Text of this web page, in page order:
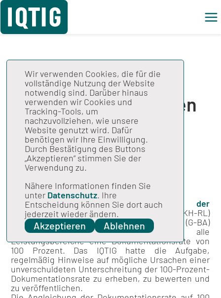
Mögliche Ursachen
einer unverschuldeten
Unterschreitung der
100-Prozent-
Dokumentationsrate
(Konzept)
In derRichtlinie über Maßnahmen der
Qualitätssicherung in Krankenhäusern
(QSKH-RL)
forderte derGemeinsame Bundesausschuss
(G-BA)
ab dem Erfassungsjahr 2018 für alle
Leistungsbereiche eine Dokumentationsrate von
100 Prozent. Das IQTIG hatte die Aufgabe,
regelmäßig Hinweise auf mögliche Ursachen einer
unverschuldeten Unterschreitung der 100-Prozent-
Dokumentationsrate zu erheben, zu bewerten und
zu veröffentlichen.
Wir verwenden Cookies, die für die
vollständige Nutzung der Website
notwendig sind. Darüber hinaus
verwenden wir Cookies und
Tracking-Tools, um
nachzuvollziehen, wie unsere
Website genutzt wird. Dafür
benötigen wir Ihre Einwilligung.
Durch Bestätigung des Buttons
„Akzeptieren“ stimmen Sie der
Verwendung zu.
Nähere Informationen finden Sie
unter Datenschutz. Ihre
Entscheidung können Sie dort auch
jederzeit wieder ändern.
Akzeptieren Ablehnen